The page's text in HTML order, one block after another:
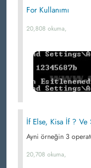
For Kullanımı
20,808 okuma,
İf Else, Kisa İf ? Ve
Ayni örneğin 3
20,708 okuma,